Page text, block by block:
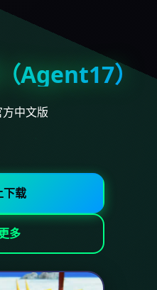
Agent17）
中文版
下载
多